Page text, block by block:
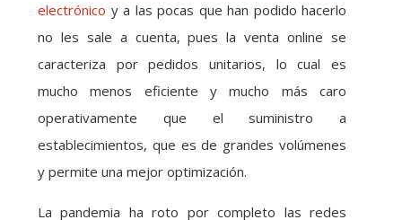
electrónico y a las pocas que han podido hacerlo
no les sale a cuenta, pues la venta online se
caracteriza por pedidos unitarios, lo cual es
mucho menos eficiente y mucho más caro
operativamente que el suministro a
establecimientos, que es de grandes volúmenes
y permite una mejor optimización.
La pandemia ha roto por completo las redes